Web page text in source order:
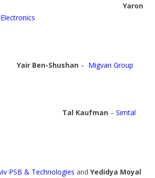
Yaron
Electronics
Shushan – Migvan Group
– Simtal
PSB & Technologies and Yedidya Moyal